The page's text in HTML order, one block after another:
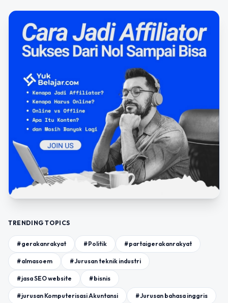
TRENDING TOPICS
#gerakanrakyat #Politik #partaigerakanrakyat
#almasoem #Jurusan teknik industri
#jasa SEO website #bisnis
#jurusan Komputerisasi Akuntansi #Jurusan bahasa inggris